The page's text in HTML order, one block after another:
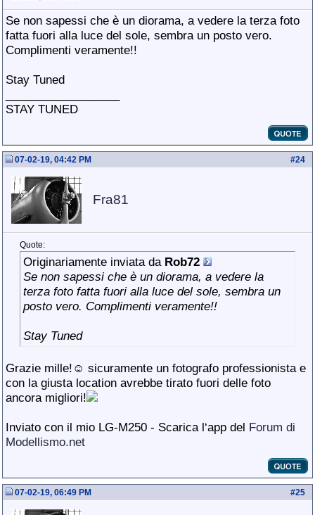
Se non sapessi che è un diorama, a vedere la terza foto
fatta fuori alla luce del sole, sembra un posto vero.
Complimenti veramente!!
Stay Tuned
STAY TUNED
#24
07-02-19, 04:42 PM
Fra81
Quote:
Originariamente inviata da Rob72
Se non sapessi che è un diorama, a vedere la
terza foto fatta fuori alla luce del sole, sembra un
posto vero. Complimenti veramente!!
Stay Tuned
Grazie mille!☺ sicuramente un fotografo professionista e
con la giusta location avrebbe tirato fuori delle foto
ancora migliori!
Inviato con il mio LG-M250 - Scarica l‘app del Forum di
Modellismo.net
#25
07-02-19, 06:49 PM